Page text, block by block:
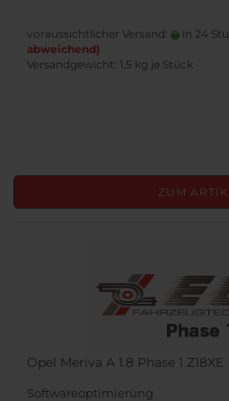
voraussichtlicher Versand: in 24
abweichend)
Versandgewicht: 1,5 kg je Stück
ZUM
Opel Meriva A 1.8 Phase 1 Z18XE
Softwareoptimierung